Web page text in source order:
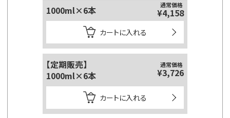
1000ml×6本 通常価格
¥4,158
カートに入れる
【定期販売】
1000ml×6本
通常価格
¥3,726
カートに入れる